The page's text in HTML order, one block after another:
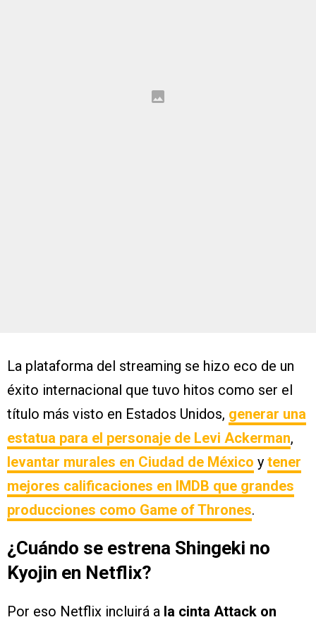
La plataforma del streaming se hizo eco de un
éxito internacional que tuvo hitos como ser el
título más visto en Estados Unidos, generar una
estatua para el personaje de Levi Ackerman,
levantar murales en Ciudad de México y tener
mejores calificaciones en IMDB que grandes
producciones como Game of Thrones.
¿Cuándo se estrena Shingeki no
Kyojin en Netflix?
Por eso Netflix incluirá a la cinta Attack on